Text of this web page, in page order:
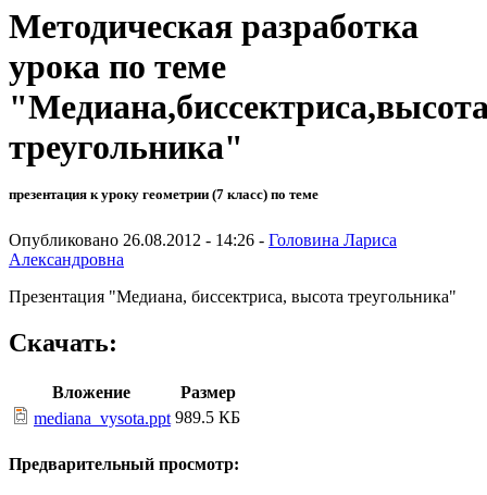
Методическая разработка
урока по теме
треугольника"
презентация к уроку геометрии (7 класс) по теме
Опубликовано 26.08.2012 - 14:26 - Головина Лариса
Александровна
Презентация "Медиана, биссектриса, высота треугольника"
Скачать:
Вложение
Размер
mediana_vysota.ppt 989.5 КБ
Предварительный просмотр: